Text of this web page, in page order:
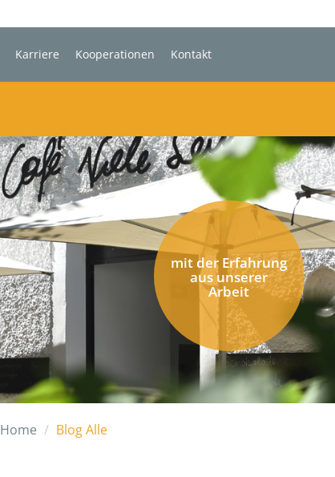
Karriere Kooperationen Kontakt
mit der Erfahrung
aus unserer
Arbeit
Home Blog Alle